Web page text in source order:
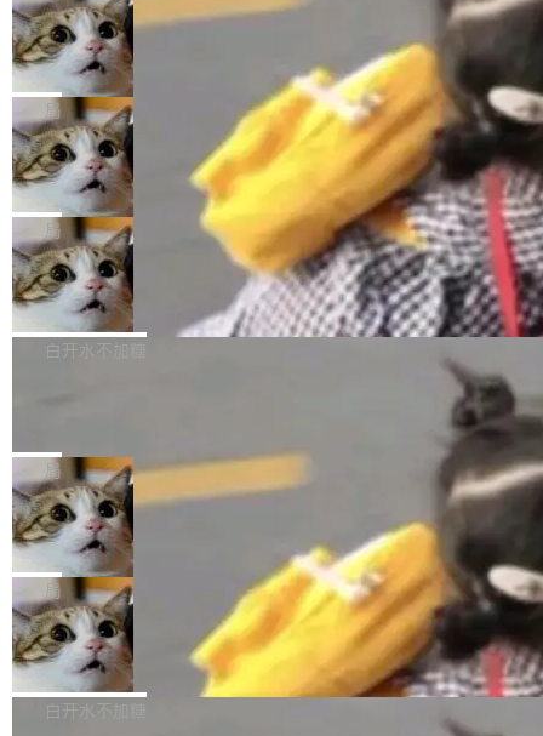
年。FFmpeg 社区最终选择用一个大版本的名
字，留下了这份纪念。 雷霄骅曾是中国传媒大学
数字电视技术方向的博士生，长期从事视频、音
频技...
列表的数据匹配 —— 一项常规的数据处理任
务，最终却产生了 180 万美元的账单，实际支出
超出原定预算 860%。 更令人意外的是，该项目
最终并未成功落地，而高额算力消耗持续运行长
达 5 个月，公司直到财务对账时才察觉异常。这
意味着一个无人看管的 AI 程序，在近半年时间
里日夜不停地"烧钱"。 复盘显示，...
没有拐弯抹角。他说中国正在赢得 AI 竞赛，而
且按目前的速度，中国 AI 工具预计在今年底或
2027 年就能追上美国前沿实验室的水平。 Dela
ngue 把原因归结为一件事：开放协作。中国的
AI 开发者在一个共享和协作的生态里加速迭代，
而美国模型厂商在"闭门造车"。他的原话是 "buil
ding in silos"——各自为战，互不通气。 这个判
断从他嘴里说出来分量不同。Hugging Face 是
全球最大的开源 AI 平台，上面跑着上百万个模
型。谁在开源赛道上领先，...
当 AI agent 把源码变成了最好的扩展系
统，开发者工具必须开源
五年前，David Crawshaw 问过很多软件工程师
一个问题：你写过什么给自己用的程序？答案几
乎都是没有。工程师们整天用别人写的程序写程
序给别人用。偶尔有人自己写个博客系统、智能
家居控制、家庭实验室，都算稀奇事。 Crawsh
aw 是 Shelley 的作者，一个开源 AI coding age
nt。他最近在博客上写了一篇文章，核心论点很
简单：开发者工具必须开源。 理由不是传统的自
由软件情怀，而是一个跟 AI agent 直接相关的
技术判断。 两行 prompt 就能个性化任何软件 C
局
DeepSeek Harness 宣布内测邀请，全
网最大规模开源 Agent 路演现场诞生
一条内测招募帖，发出去的时候大概没人想到它
会变成一场开源 Agent 生态的路演。 8月1日，
DeepSeek Harness 团队负责人崔添翼（tiany
i）在 X 上发帖： 「如果你是 Agent Harness 相
关开源项目的开发者，希望参加 DeepSeek Har
ness 的内测，可以回复或私信联系我。请附上
Harness 负责把能力落到真实环境中——调用工
具、读写文件、管理上下文、处理错误、完成闭
环。崔添翼招人的标...
局
商汤 SenseNova U1.5-Lite-Preview
开源
商汤科技宣布面向社区开源轻量级统一多模态模
型的预览版本 SenseNova U1.5-Lite-Preview。
理解、推理、生成与编辑，还仅以 8B-MoT 的轻
量大小，将能力推进到4K、更精细的真实质感、
更复杂的视觉控制和可持续迭代编辑。 相比 U
1，U1.5-Lite-Preview 在以下方向上带来了显著
提升： 原生支持4K图像生成； 更精细的局部纹
理、细节与真实世界质感； 更准确的中英文文字
生成与复杂版式组织； 更稳定的图...
白开水不加糖
nap。这次是 hwctl——一个用来检查 Ubuntu
硬件认证状态的命令行工具。 Canonical 工程师
Alan Griffiths 在邮件列表中说得很直白：「hwc
tl 是一个 Ubuntu 专有的包，它和它的依赖项都
是 Ubuntu 专有的，不会用在其他发行版上。」
所以 deb 版本的受众实际上为零。既然只有 Ub
untu 用户在用，那用 snap 打包就没什么可纠结
的。 从 deb 到 snap 的迁移路径 hwctl 是 rust-
hwlib 硬件 API 库的一部分，命令行工具负责查
局
Dario Amodei 担心新人来 Anthropic
只为金钱，不为使命
顶级 AI 研究员在两家公司之间来回跳，中间只
隔了几天。 Lilian Weng 上周刚宣布因健康原因
离开 Thinking Machines Lab，说自己作为联合
创始人的角色「太累了」。几天后，The Inform
ation 就曝出她将重回 OpenAI，负责递归自我
改进方向的研究。她是 Thinking Machines 过
局
FFmpeg 9.0 发布
FFmpeg 9.0 现已发布，包含多项改进。官方更
新日志列出的 9.0 版本主要更新内容如下： 扩
白开水不加糖